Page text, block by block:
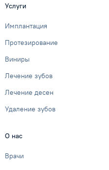
Услуги
Имплантация
Протезирование
Виниры
Лечение зубов
Лечение десен
Удаление зубов
О нас
Врачи